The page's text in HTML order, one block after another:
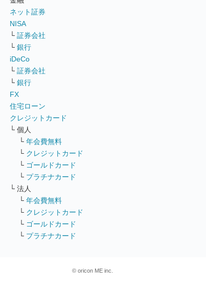
ネット証券
NISA
└ 証券会社
└ 銀行
iDeCo
└ 証券会社
└ 銀行
FX
住宅ローン
クレジットカード
└ 個人
└ 年会費無料
└ クレジットカード
└ ゴールドカード
└ プラチナカード
└ 法人
└ 年会費無料
└ クレジットカード
└ ゴールドカード
└ プラチナカード
© oricon ME inc.